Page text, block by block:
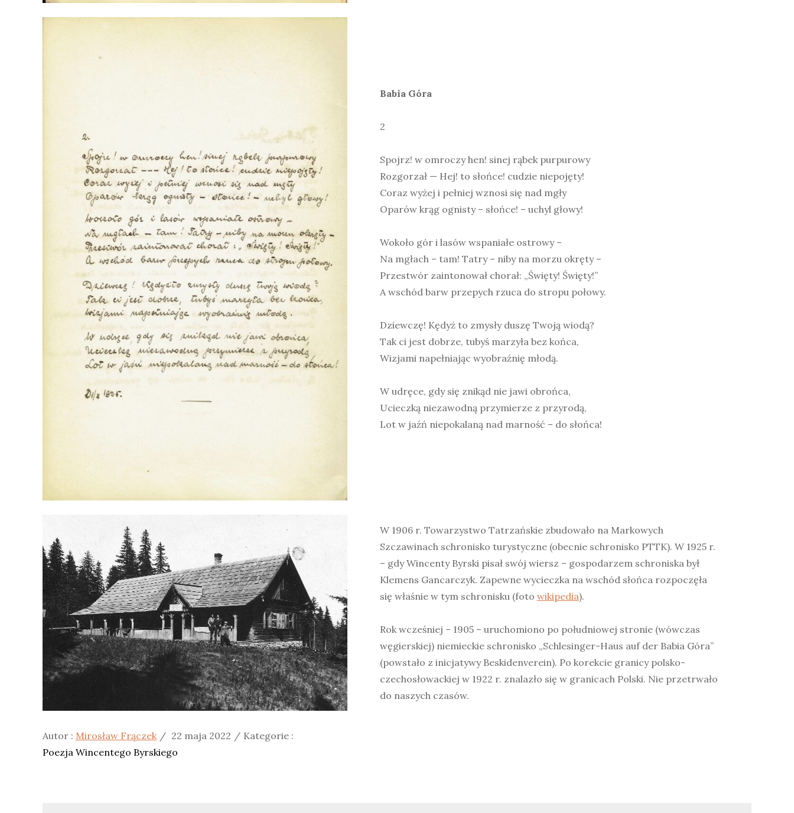
Babia Góra
2
Spojrz! w omroczy hen! sinej rąbek purpurowy
Rozgorzał — Hej! to słońce! cudzie niepojęty!
Coraz wyżej i pełniej wznosi się nad mgły
Oparów krąg ognisty – słońce! – uchyl głowy!
Wokoło gór i lasów wspaniałe ostrowy –
Na mgłach – tam! Tatry – niby na morzu okręty –
Przestwór zaintonował chorał: „Święty! Święty!”
A wschód barw przepych rzuca do stropu połowy.
Dziewczę! Kędyż to zmysły duszę Twoją wiodą?
Tak ci jest dobrze, tubyś marzyła bez końca,
Wizjami napełniając wyobraźnię młodą.
W udręce, gdy się znikąd nie jawi obrońca,
Ucieczką niezawodną przymierze z przyrodą,
Lot w jaźń niepokalaną nad marność – do słońca!
W 1906 r. Towarzystwo Tatrzańskie zbudowało na Markowych
Szczawinach schronisko turystyczne (obecnie schronisko PTTK). W 1925 r.
– gdy Wincenty Byrski pisał swój wiersz – gospodarzem schroniska był
Klemens Gancarczyk. Zapewne wycieczka na wschód słońca rozpoczęła
się właśnie w tym schronisku (foto wikipedia).
Rok wcześniej – 1905 – uruchomiono po południowej stronie (wówczas
węgierskiej) niemieckie schronisko „Schlesinger-Haus auf der Babia Góra”
(powstało z inicjatywy Beskidenverein). Po korekcie granicy polsko-
czechosłowackiej w 1922 r. znalazło się w granicach Polski. Nie przetrwało
do naszych czasów.
Autor : Mirosław Frączek
Posted
on
22 maja 2022
Kategorie
Kategorie :
Poezja Wincentego Byrskiego